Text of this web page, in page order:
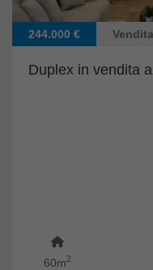
244.000 € Vendita
Duplex in vendita
60m2